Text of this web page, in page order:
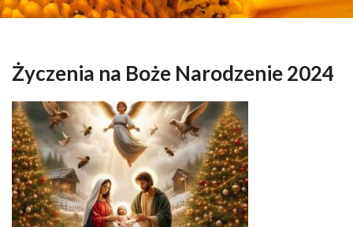
Życzenia na Boże Narodzenie 2024